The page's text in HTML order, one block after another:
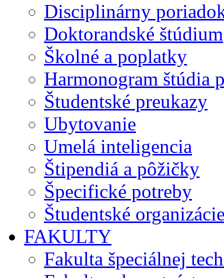
Disciplinárny
Doktorandské štúdium
Školné a poplatky
Harmonogram štúdia
Študentské preukazy
Ubytovanie
Umelá inteligencia
Štipendiá a pôžičky
Špecifické potreby
Študentské
FAKULTY
Fakulta špeciálnej